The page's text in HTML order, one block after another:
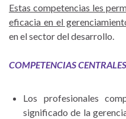
Estas competencias les
eficacia en el
en el sector del desarrollo.
COMPETENCIAS
Los profesionales
significado de la